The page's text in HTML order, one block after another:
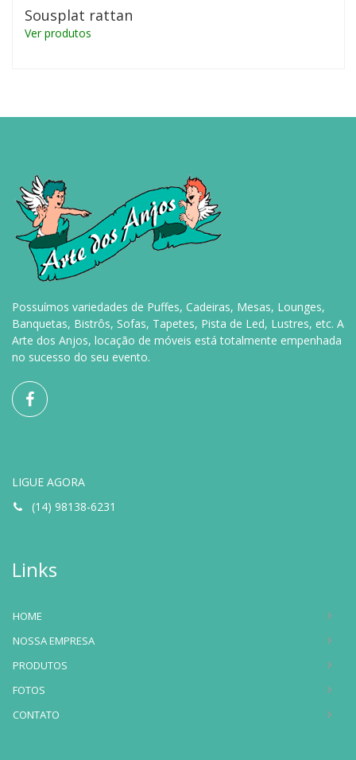
Sousplat rattan
Ver produtos
Possuímos variedades de Puffes, Cadeiras, Mesas, Lounges,
Banquetas, Bistrôs, Sofas, Tapetes, Pista de Led, Lustres, etc. A
Arte dos Anjos, locação de móveis está totalmente empenhada
no sucesso do seu evento.
LIGUE AGORA
(14) 98138-6231
Links
HOME
NOSSA EMPRESA
PRODUTOS
FOTOS
CONTATO